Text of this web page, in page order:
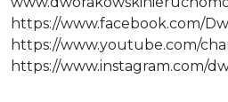
https://www.facebook.com/
https://www.youtube.com/
https://www.instagram.com/